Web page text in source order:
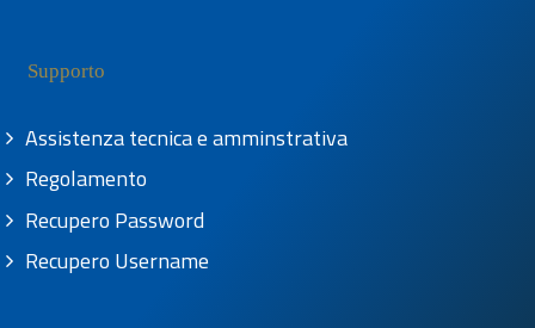
Supporto
Assistenza tecnica e amminstrativa
Regolamento
Recupero Password
Recupero Username